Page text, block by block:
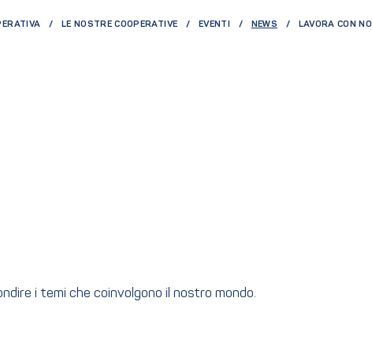
LE NOSTRE COOPERATIVE EVENTI NEWS(CURRENT)LAVORA CON NOI
i temi che coinvolgono il nostro mondo.